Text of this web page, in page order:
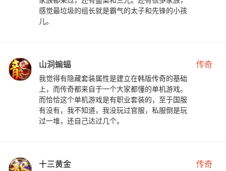
感觉最垃圾的组长就是霸气的太子和先锋的小孩
儿。
山洞蝙蝠 传奇
我觉得有隐藏套装属性是建立在韩版传奇的基础
上，而传奇都来自于一个大家都懂的单机游戏。
而恰恰这个单机游戏是有职业套装的，至于国服
有没有，我不知道，我没玩过官服，私服倒是玩
过一堆，还自己达过几个。
十三黄金 传奇